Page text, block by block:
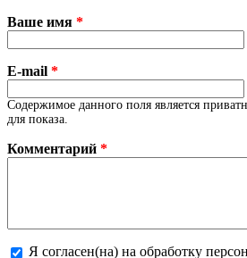
Ваше имя *
E-mail *
Содержимое данного поля является
для показа.
Комментарий *
Я согласен(на) на обработку